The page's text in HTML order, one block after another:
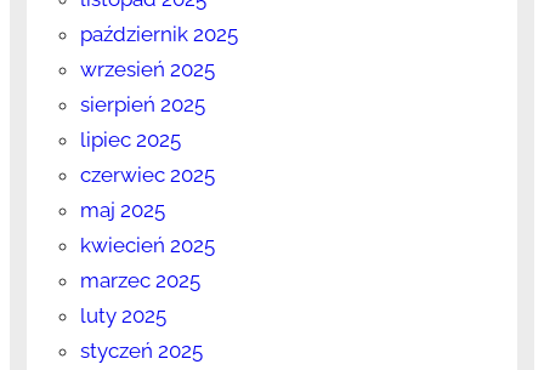
październik 2025
wrzesień 2025
sierpień 2025
lipiec 2025
czerwiec 2025
maj 2025
kwiecień 2025
marzec 2025
luty 2025
styczeń 2025